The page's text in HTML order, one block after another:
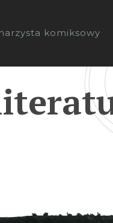
komiksowy